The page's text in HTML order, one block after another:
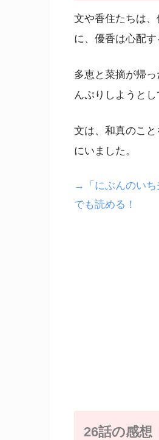
文や香住たちは
に、優香は心配す
多恵と菜摘が帰
んぷりしようとし
文は、和真のこ
にいました。
→「にぶんのいち
でも読める！
26話の感想